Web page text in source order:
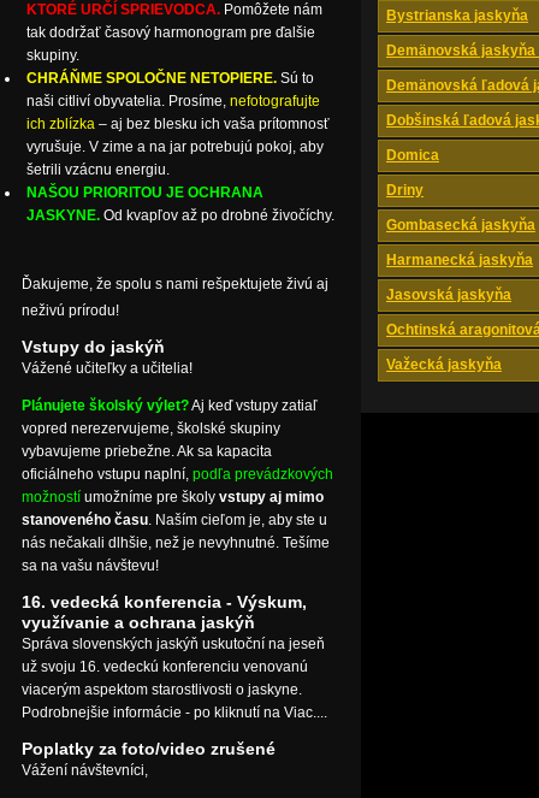
Bystrianska jaskyňa
Demänovská
Demänovská ľadová
Dobšinská ľadová
Domica
Driny
Gombasecká jaskyňa
Harmanecká jaskyňa
Jasovská jaskyňa
Ochtinská
Važecká jaskyňa
KTORÉ URČÍ SPRIEVODCA. Pomôžete nám
tak dodržať časový harmonogram pre ďalšie
skupiny.
CHRÁŇME SPOLOČNE NETOPIERE. Sú to
naši citliví obyvatelia. Prosíme, nefotografujte
ich zblízka – aj bez blesku ich vaša prítomnosť
vyrušuje. V zime a na jar potrebujú pokoj, aby
šetrili vzácnu energiu.
NAŠOU PRIORITOU JE OCHRANA
JASKYNE. Od kvapľov až po drobné živočíchy.
Ďakujeme, že spolu s nami rešpektujete živú aj
neživú prírodu!
Vstupy do jaskýň
Vážené učiteľky a učitelia!
Plánujete školský výlet?Aj keď vstupy zatiaľ
vopred nerezervujeme, školské skupiny
vybavujeme priebežne. Ak sa kapacita
oficiálneho vstupu naplní, podľa prevádzkových
možností umožníme pre školy vstupy aj mimo
stanoveného času. Naším cieľom je, aby ste u
nás nečakali dlhšie, než je nevyhnutné. Tešíme
sa na vašu návštevu!
16. vedecká konferencia - Výskum,
využívanie a ochrana jaskýň
Správa slovenských jaskýň uskutoční na jeseň
už svoju 16. vedeckú konferenciu venovanú
viacerým aspektom starostlivosti o jaskyne.
Podrobnejšie informácie - po kliknutí na Viac....
Poplatky za foto/video zrušené
Vážení návštevníci,